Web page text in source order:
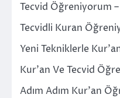
Tecvid Öğreniyorum
Tecvidli Kuran
Yeni Tekniklerle
Kur’an Ve Tecvid
Adım Adım Kur’an